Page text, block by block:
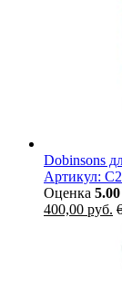
Dobinsons
Артикул:
Оценка 5.00
400,00 руб.